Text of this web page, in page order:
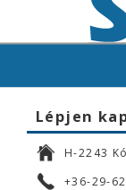
Lépjen
H-2243
+36-29-